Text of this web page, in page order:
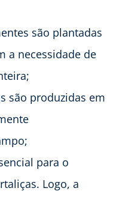
são plantadas
a necessidade de
são produzidas em
para o
Logo, a